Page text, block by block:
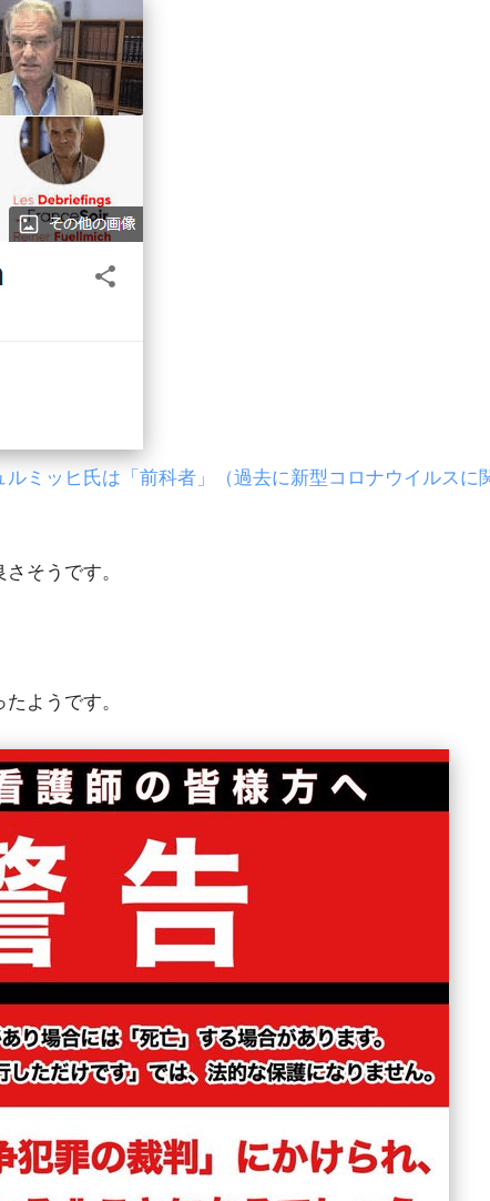
ルミッヒ氏は「前科者」（過去に新型コロナウイルスに
そうです。
ようです。